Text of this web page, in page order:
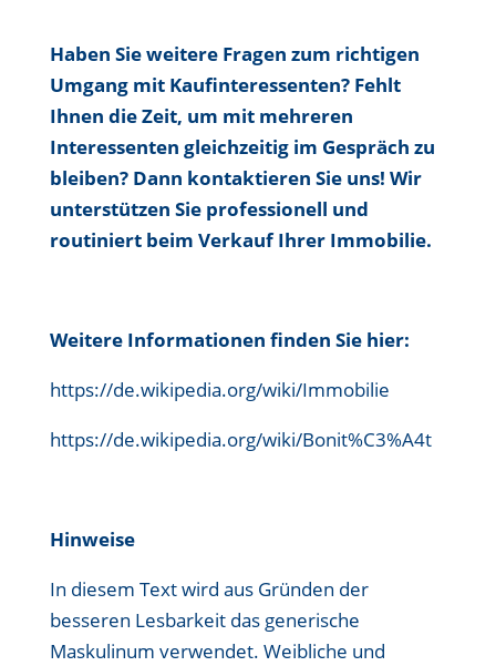
Haben Sie weitere Fragen zum richtigen
Umgang mit Kaufinteressenten? Fehlt
Ihnen die Zeit, um mit mehreren
Interessenten gleichzeitig im Gespräch zu
bleiben? Dann kontaktieren Sie uns! Wir
unterstützen Sie professionell und
routiniert beim Verkauf Ihrer Immobilie.
Weitere Informationen finden Sie hier:
https://de.wikipedia.org/wiki/Immobilie
https://de.wikipedia.org/wiki/Bonit%C3%A4t
Hinweise
In diesem Text wird aus Gründen der
besseren Lesbarkeit das generische
Maskulinum verwendet. Weibliche und